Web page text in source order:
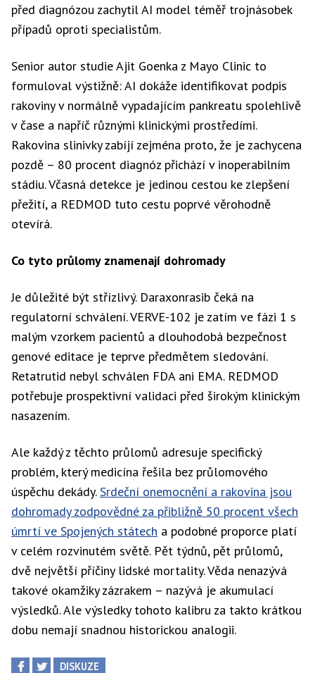
před diagnózou zachytil AI model téměř trojnásobek
případů oproti specialistům.
Senior autor studie Ajit Goenka z Mayo Clinic to
formuloval výstižně: AI dokáže identifikovat podpis
rakoviny v normálně vypadajícím pankreatu spolehlivě
v čase a napříč různými klinickými prostředími.
Rakovina slinivky zabíjí zejména proto, že je zachycena
pozdě – 80 procent diagnóz přichází v inoperabilním
stádiu. Včasná detekce je jedinou cestou ke zlepšení
přežití, a REDMOD tuto cestu poprvé věrohodně
otevírá.
Co tyto průlomy znamenají dohromady
Je důležité být střízlivý. Daraxonrasib čeká na
regulatorní schválení. VERVE-102 je zatím ve fázi 1 s
malým vzorkem pacientů a dlouhodobá bezpečnost
genové editace je teprve předmětem sledování.
Retatrutid nebyl schválen FDA ani EMA. REDMOD
potřebuje prospektivní validaci před širokým klinickým
nasazením.
Ale každý z těchto průlomů adresuje specifický
problém, který medicína řešila bez průlomového
úspěchu dekády.Srdeční onemocnění a rakovina jsou
dohromady zodpovědné za přibližně 50 procent všech
úmrtí ve Spojených státech a podobné proporce platí
v celém rozvinutém světě. Pět týdnů, pět průlomů,
dvě největší příčiny lidské mortality. Věda nenazývá
takové okamžiky zázrakem – nazývá je akumulací
výsledků. Ale výsledky tohoto kalibru za takto krátkou
dobu nemají snadnou historickou analogii.
DISKUZE